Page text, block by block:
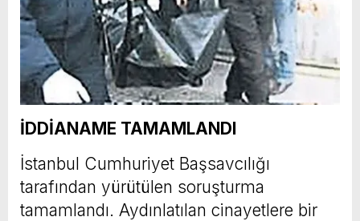
İDDİANAME TAMAMLANDI
İstanbul Cumhuriyet Başsavcılığı
tarafından yürütülen soruşturma
tamamlandı. Aydınlatılan cinayetlere bir